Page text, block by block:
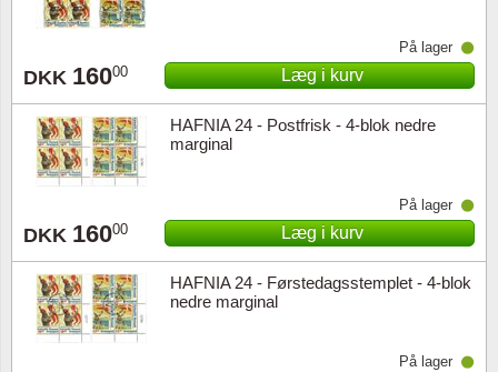
DKK 16000
På lager
Læg i kurv
HAFNIA 24 - Postfrisk - 4-blok nedre
marginal
DKK 16000
På lager
Læg i kurv
HAFNIA 24 - Førstedagsstemplet - 4-blok
nedre marginal
På lager